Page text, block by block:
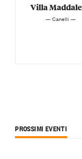
Villa
— Canelli —
PROSSIMI EVENTI